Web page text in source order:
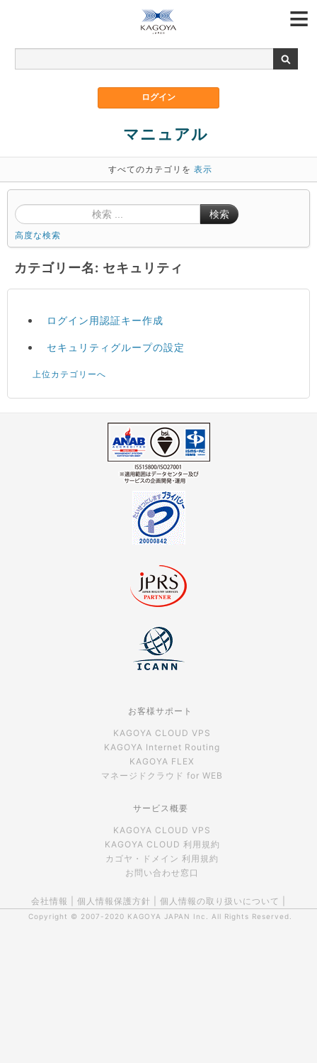
マニュアル
すべてのカテゴリを 表示
検索
高度な検索
カテゴリー名: セキュリティ
ログイン用認証キー作成
セキュリティグループの設定
上位カテゴリーへ
お客様サポート
KAGOYA CLOUD VPS
KAGOYA Internet Routing
KAGOYA FLEX
マネージドクラウド for WEB
サービス概要
KAGOYA CLOUD VPS
KAGOYA CLOUD 利用規約
カゴヤ・ドメイン 利用規約
お問い合わせ窓口
会社情報 個人情報保護方針 個人情報の取り扱いについて
Copyright © 2007-2020 KAGOYA JAPAN Inc. All Rights Reserved.